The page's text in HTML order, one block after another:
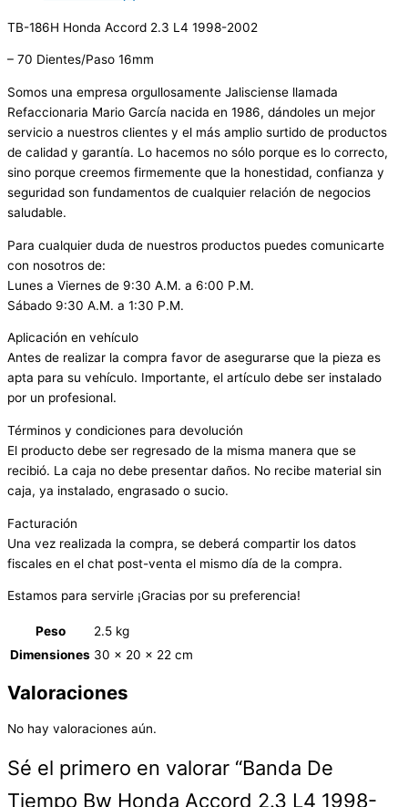
TB-186H Honda Accord 2.3 L4 1998-2002
– 70 Dientes/Paso 16mm
Somos una empresa orgullosamente Jalisciense llamada
Refaccionaria Mario García nacida en 1986, dándoles un mejor
servicio a nuestros clientes y el más amplio surtido de productos
de calidad y garantía. Lo hacemos no sólo porque es lo correcto,
sino porque creemos firmemente que la honestidad, confianza y
seguridad son fundamentos de cualquier relación de negocios
saludable.
Para cualquier duda de nuestros productos puedes comunicarte
con nosotros de:
Lunes a Viernes de 9:30 A.M. a 6:00 P.M.
Sábado 9:30 A.M. a 1:30 P.M.
Aplicación en vehículo
Antes de realizar la compra favor de asegurarse que la pieza es
apta para su vehículo. Importante, el artículo debe ser instalado
por un profesional.
Términos y condiciones para devolución
El producto debe ser regresado de la misma manera que se
recibió. La caja no debe presentar daños. No recibe material sin
caja, ya instalado, engrasado o sucio.
Facturación
Una vez realizada la compra, se deberá compartir los datos
fiscales en el chat post-venta el mismo día de la compra.
Estamos para servirle ¡Gracias por su preferencia!
Peso
2.5 kg
Dimensiones 30 × 20 × 22 cm
Valoraciones
No hay valoraciones aún.
Sé el primero en valorar “Banda De
Tiempo Bw Honda Accord 2.3 L4 1998-